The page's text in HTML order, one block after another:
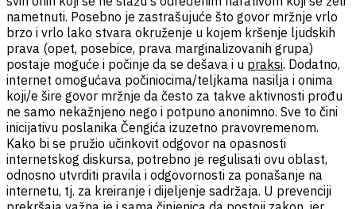
nametnuti. Posebno je zastrašujuće što govor mržnje vrlo
brzo i vrlo lako stvara okruženje u kojem kršenje ljudskih
prava (opet, posebice, prava marginalizovanih grupa)
postaje moguće i počinje da se dešava i u praksi. Dodatno,
internet omogućava počiniocima/teljkama nasilja i onima
koji/e šire govor mržnje da često za takve aktivnosti prođu
ne samo nekažnjeno nego i potpuno anonimno. Sve to čini
inicijativu poslanika Čengića izuzetno pravovremenom.
Kako bi se pružio učinkovit odgovor na opasnosti
internetskog diskursa, potrebno je regulisati ovu oblast,
odnosno utvrditi pravila i odgovornosti za ponašanje na
internetu, tj. za kreiranje i dijeljenje sadržaja. U prevenciji